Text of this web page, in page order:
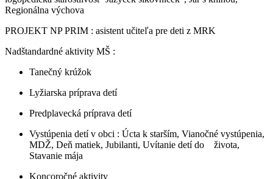
Regionálna výchova
PROJEKT NP PRIM : asistent učiteľa pre deti z MRK
Nadštandardné aktivity MŠ :
Tanečný krúžok
Lyžiarska príprava detí
Predplavecká príprava detí
Vystúpenia detí v obci : Úcta k starším, Vianočné vystúpenia,
MDŽ, Deň matiek, Jubilanti, Uvítanie detí do života,
Stavanie mája
Koncoročné aktivity